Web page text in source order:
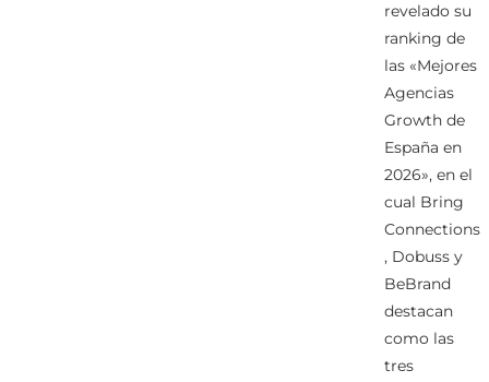
revelado su
ranking de
las «Mejores
Agencias
Growth de
España en
2026», en el
cual Bring
Connections
, Dobuss y
BeBrand
destacan
como las
tres